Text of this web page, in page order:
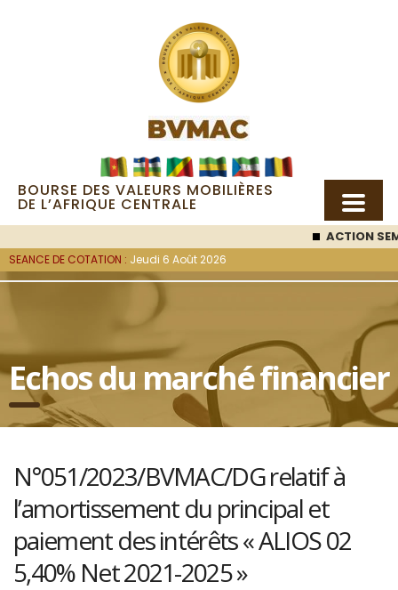
BOURSE DES VALEURS MOBILIÈRES
DE L’AFRIQUE CENTRALE
ACTION
SEANCE DE COTATION : Jeudi 6 Août 2026
Echos du marché financier
N°051/2023/BVMAC/DG relatif à
l’amortissement du principal et
paiement des intérêts « ALIOS 02
5,40% Net 2021-2025 »